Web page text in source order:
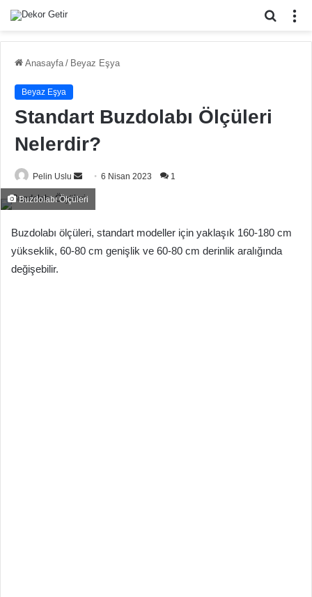
Arama
Anasayfa / Beyaz Eşya
Beyaz Eşya
Standart Buzdolabı Ölçüleri
Nelerdir?
Pelin Uslu
Bir
e-
posta
6 Nisan 2023 1
Buzdolabı Ölçüleri
Buzdolabı ölçüleri, standart modeller için yaklaşık 160-180 cm
yükseklik, 60-80 cm genişlik ve 60-80 cm derinlik aralığında
değişebilir.